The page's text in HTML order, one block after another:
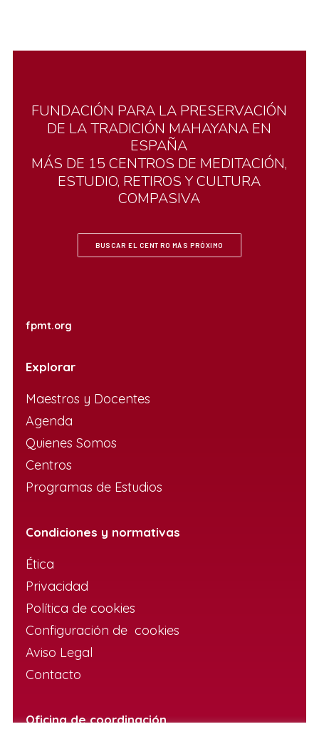
FUNDACIÓN PARA LA PRESERVACIÓN
DE LATRADICIÓN MAHAYANA EN
ESPAÑA
MÁS DE 15 CENTROS DE MEDITACIÓN,
ESTUDIO, RETIROS YCULTURA
COMPASIVA
BUSCAR EL CENTRO MÁS PRÓXIMO
fpmt.org
Explorar
Maestros y Docentes
Agenda
Quienes Somos
Centros
Programas de Estudios
Condiciones y normativas
Ética
Privacidad
Política de cookies
Configuración de cookies
Aviso Legal
Contacto
Oficina de coordinación